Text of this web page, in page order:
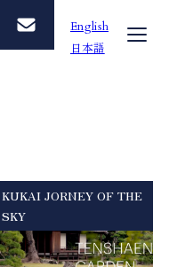
KUKAI JORNEY OF THE
SKY
English
日本語